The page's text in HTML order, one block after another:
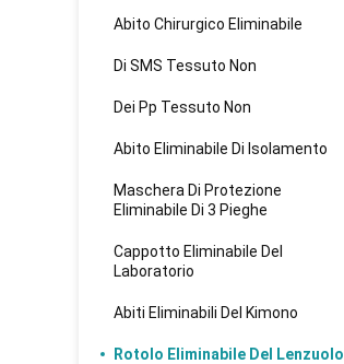
Abito Chirurgico Eliminabile
Di SMS Tessuto Non
Dei Pp Tessuto Non
Abito Eliminabile Di Isolamento
Maschera Di Protezione
Eliminabile Di 3 Pieghe
Cappotto Eliminabile Del
Laboratorio
Abiti Eliminabili Del Kimono
Rotolo Eliminabile Del Lenzuolo